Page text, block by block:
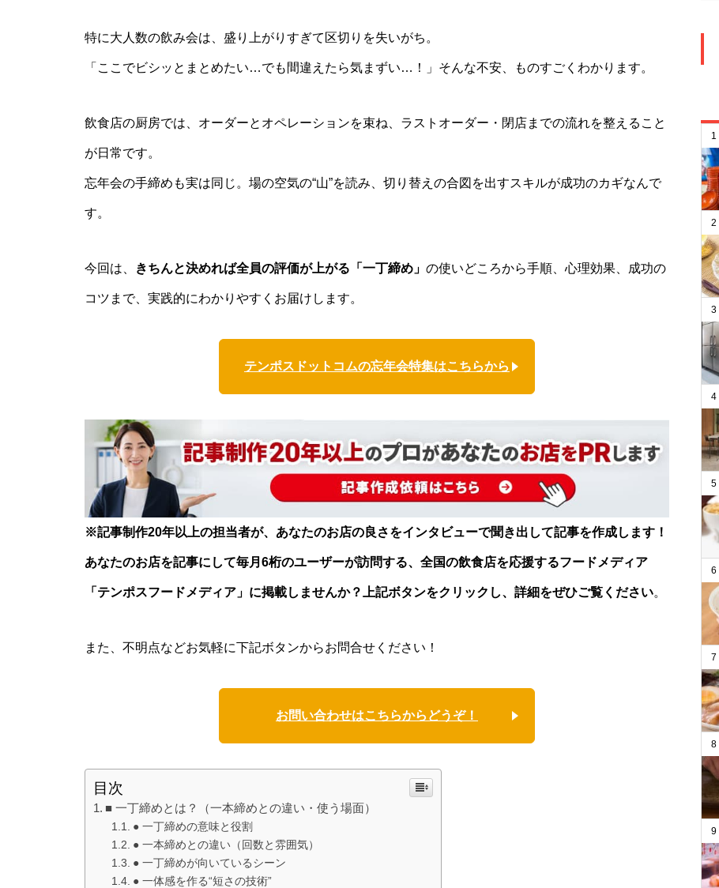
特に大人数の飲み会は、盛り上がりすぎて区切りを失いがち。
「ここでビシッとまとめたい…でも間違えたら気まずい…！」そんな不安、ものすごくわかります。
飲食店の厨房では、オーダーとオペレーションを束ね、ラストオーダー・閉店までの流れを整えること
が日常です。
忘年会の手締めも実は同じ。場の空気の“山”を読み、切り替えの合図を出すスキルが成功のカギなんで
す。
今回は、 きちんと決めれば全員の評価が上がる「一丁締め」 の使いどころから手順、心理効果、成功の
コツまで、実践的にわかりやすくお届けします。
テンポスドットコムの忘年会特集はこちらから
※記事制作20年以上の担当者が、あなたのお店の良さをインタビューで聞き出して記事を作成します！
あなたのお店を記事にして毎月6桁のユーザーが訪問する、全国の飲食店を応援するフードメディア
「テンポスフードメディア」に掲載しませんか？上記ボタンをクリックし、詳細をぜひご覧ください。
また、不明点などお気軽に下記ボタンからお問合せください！
お問い合わせはこちらからどうぞ！
目次
■ 一丁締めとは？（一本締めとの違い・使う場面）
● 一丁締めの意味と役割
● 一本締めとの違い（回数と雰囲気）
● 一丁締めが向いているシーン
● 一体感を作る“短さの技術”
1
2
3
4
5
6
7
8
9